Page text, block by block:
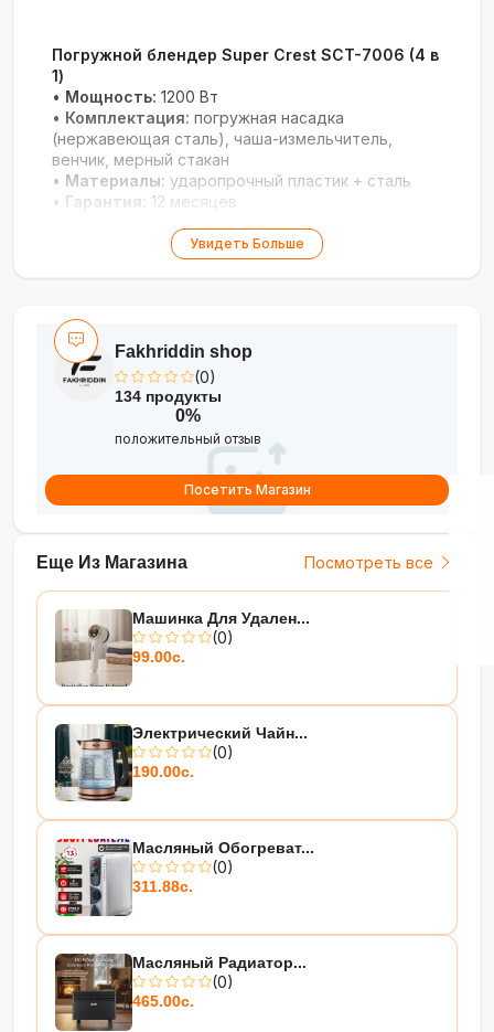
Погружной блендер Super Crest SCT-7006 (4 в
1)
• Мощность: 1200 Вт
• Комплектация: погружная насадка
(нержавеющая сталь), чаша-измельчитель,
венчик, мерный стакан
• Материалы: ударопрочный пластик + сталь
• Гарантия: 12 месяцев
Универсальное кухонное решение для быстрого
приготовления любых блюд.
Увидеть Больше
Еще Из Магазина Посмотреть все
Машинка Для Удален...
(0)
99.00с.
Электрический Чайн...
(0)
190.00с.
Масляный Обогреват...
(0)
311.88с.
Масляный Радиатор...
(0)
465.00с.
Fakhriddin shop
(0)
134 продукты
0%
положительный отзыв
Посетить Магазин